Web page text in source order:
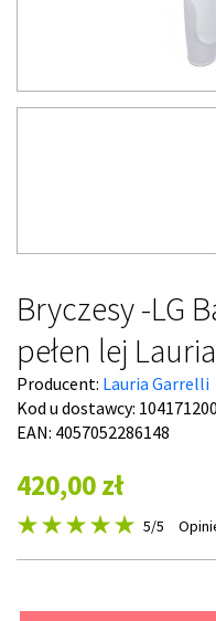
Bryczesy -LG
pełen lej
Producent: Lauria Garrelli
Kod u dostawcy:
EAN: 4057052286148
420,00 zł
5/5